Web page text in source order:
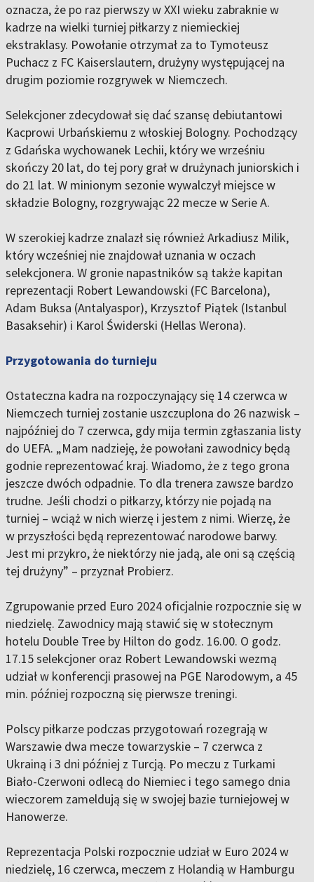
oznacza, że po raz pierwszy w XXI wieku zabraknie w
kadrze na wielki turniej piłkarzy z niemieckiej
ekstraklasy. Powołanie otrzymał za to Tymoteusz
Puchacz z FC Kaiserslautern, drużyny występującej na
drugim poziomie rozgrywek w Niemczech.
Selekcjoner zdecydował się dać szansę debiutantowi
Kacprowi Urbańskiemu z włoskiej Bologny. Pochodzący
z Gdańska wychowanek Lechii, który we wrześniu
skończy 20 lat, do tej pory grał w drużynach juniorskich i
do 21 lat. W minionym sezonie wywalczył miejsce w
składzie Bologny, rozgrywając 22 mecze w Serie A.
W szerokiej kadrze znalazł się również Arkadiusz Milik,
który wcześniej nie znajdował uznania w oczach
selekcjonera. W gronie napastników są także kapitan
reprezentacji Robert Lewandowski (FC Barcelona),
Adam Buksa (Antalyaspor), Krzysztof Piątek (Istanbul
Basaksehir) i Karol Świderski (Hellas Werona).
Przygotowania do turnieju
Ostateczna kadra na rozpoczynający się 14 czerwca w
Niemczech turniej zostanie uszczuplona do 26 nazwisk –
najpóźniej do 7 czerwca, gdy mija termin zgłaszania listy
do UEFA. „Mam nadzieję, że powołani zawodnicy będą
godnie reprezentować kraj. Wiadomo, że z tego grona
jeszcze dwóch odpadnie. To dla trenera zawsze bardzo
trudne. Jeśli chodzi o piłkarzy, którzy nie pojadą na
turniej – wciąż w nich wierzę i jestem z nimi. Wierzę, że
w przyszłości będą reprezentować narodowe barwy.
Jest mi przykro, że niektórzy nie jadą, ale oni są częścią
tej drużyny” – przyznał Probierz.
Zgrupowanie przed Euro 2024 oficjalnie rozpocznie się w
niedzielę. Zawodnicy mają stawić się w stołecznym
hotelu Double Tree by Hilton do godz. 16.00. O godz.
17.15 selekcjoner oraz Robert Lewandowski wezmą
udział w konferencji prasowej na PGE Narodowym, a 45
min. później rozpoczną się pierwsze treningi.
Polscy piłkarze podczas przygotowań rozegrają w
Warszawie dwa mecze towarzyskie – 7 czerwca z
Ukrainą i 3 dni później z Turcją. Po meczu z Turkami
Biało-Czerwoni odlecą do Niemiec i tego samego dnia
wieczorem zameldują się w swojej bazie turniejowej w
Hanowerze.
Reprezentacja Polski rozpocznie udział w Euro 2024 w
niedzielę, 16 czerwca, meczem z Holandią w Hamburgu